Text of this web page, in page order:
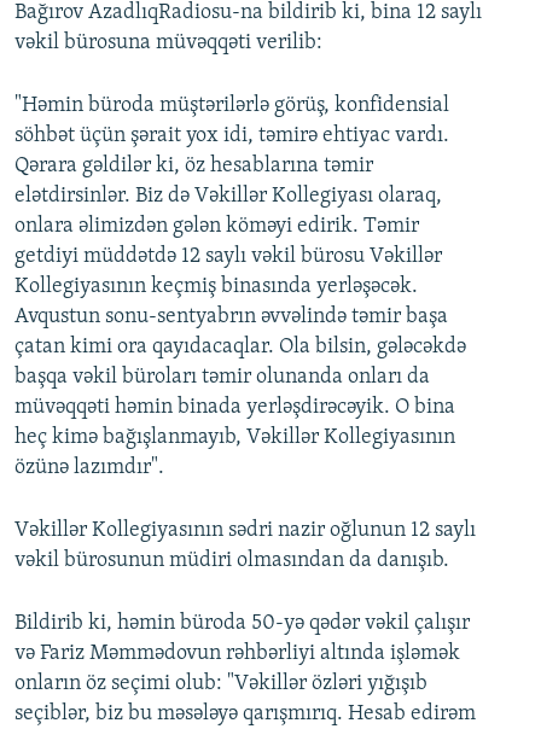
Bağırov AzadlıqRadiosu-na bildirib ki, bina 12 saylı
vəkil bürosuna müvəqqəti verilib:
"Həmin büroda müştərilərlə görüş, konfidensial
söhbət üçün şərait yox idi, təmirə ehtiyac vardı.
Qərara gəldilər ki, öz hesablarına təmir
elətdirsinlər. Biz də Vəkillər Kollegiyası olaraq,
onlara əlimizdən gələn köməyi edirik. Təmir
getdiyi müddətdə 12 saylı vəkil bürosu Vəkillər
Kollegiyasının keçmiş binasında yerləşəcək.
Avqustun sonu-sentyabrın əvvəlində təmir başa
çatan kimi ora qayıdacaqlar. Ola bilsin, gələcəkdə
başqa vəkil büroları təmir olunanda onları da
müvəqqəti həmin binada yerləşdirəcəyik. O bina
heç kimə bağışlanmayıb, Vəkillər Kollegiyasının
özünə lazımdır".
Vəkillər Kollegiyasının sədri nazir oğlunun 12 saylı
vəkil bürosunun müdiri olmasından da danışıb.
Bildirib ki, həmin büroda 50-yə qədər vəkil çalışır
və Fariz Məmmədovun rəhbərliyi altında işləmək
onların öz seçimi olub: "Vəkillər özləri yığışıb
seçiblər, biz bu məsələyə qarışmırıq. Hesab edirəm